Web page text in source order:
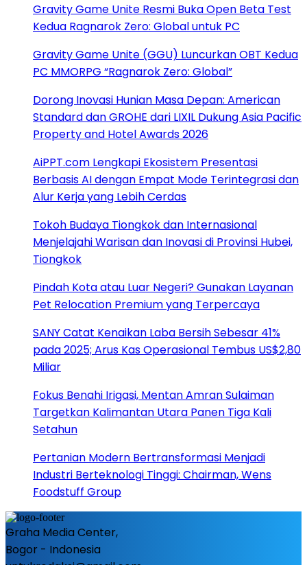
Gravity Game Unite Resmi Buka Open Beta Test
Kedua Ragnarok Zero: Global untuk PC
Gravity Game Unite (GGU) Luncurkan OBT Kedua
PC MMORPG “Ragnarok Zero: Global”
Dorong Inovasi Hunian Masa Depan: American
Standard dan GROHE dari LIXIL Dukung Asia Pacific
Property and Hotel Awards 2026
AiPPT.com Lengkapi Ekosistem Presentasi
Berbasis AI dengan Empat Mode Terintegrasi dan
Alur Kerja yang Lebih Cerdas
Tokoh Budaya Tiongkok dan Internasional
Menjelajahi Warisan dan Inovasi di Provinsi Hubei,
Tiongkok
Pindah Kota atau Luar Negeri? Gunakan Layanan
Pet Relocation Premium yang Terpercaya
SANY Catat Kenaikan Laba Bersih Sebesar 41%
pada 2025; Arus Kas Operasional Tembus US$2,80
Miliar
Fokus Benahi Irigasi, Mentan Amran Sulaiman
Targetkan Kalimantan Utara Panen Tiga Kali
Setahun
Pertanian Modern Bertransformasi Menjadi
Industri Berteknologi Tinggi: Chairman, Wens
Foodstuff Group
Graha Media Center,
Bogor - Indonesia